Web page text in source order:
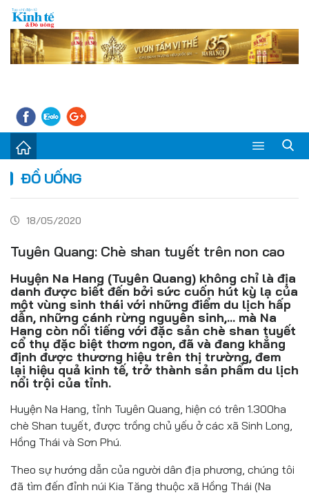
Sự kiện
Kinh tế - Tiêu dùng
Đời sống
Thị trường
Doanh nghiệp – Doanh nhân
Đồ uống
Pháp luật
Khoa giáo
Multimedia
ĐỒ UỐNG
18/05/2020
Tuyên Quang: Chè shan tuyết trên non cao
Huyện Na Hang (Tuyên Quang) không chỉ là địa
danh được biết đến bởi sức cuốn hút kỳ lạ của
một vùng sinh thái với những điểm du lịch hấp
dẫn, những cánh rừng nguyên sinh,… mà Na
Hang còn nổi tiếng với đặc sản chè shan tuyết
cổ thụ đặc biệt thơm ngon, đã và đang khẳng
định được thương hiệu trên thị trường, đem
lại hiệu quả kinh tế, trở thành sản phẩm du lịch
nổi trội của tỉnh.
Huyện Na Hang, tỉnh Tuyên Quang, hiện có trên 1.300ha
chè Shan tuyết, được trồng chủ yếu ở các xã Sinh Long,
Hồng Thái và Sơn Phú.
Theo sự hướng dẫn của người dân địa phương, chúng tôi
đã tìm đến đỉnh núi Kia Tăng thuộc xã Hồng Thái (Na